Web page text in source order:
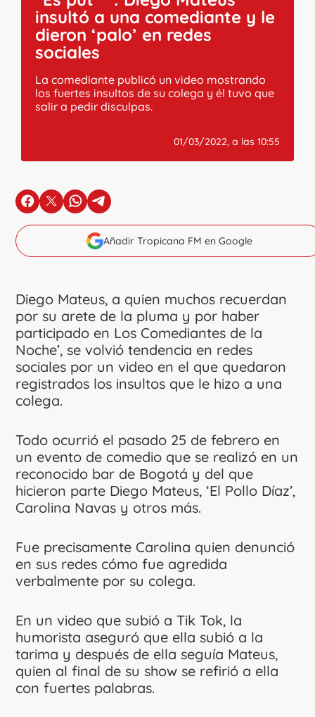
insultó a una comediante y le
dieron ‘palo’ en redes
sociales
La comediante publicó un video mostrando
los fuertes insultos de su colega y él tuvo que
salir a pedir disculpas.
01/03/2022, a las 10:55
en Facebook
en Xen Whatsapp
en Telegram
Añadir Tropicana FM en Google
Diego Mateus, a quien muchos recuerdan
por su arete de la pluma y por haber
participado en Los Comediantes de la
Noche’, se volvió tendencia en redes
sociales por un video en el que quedaron
registrados los insultos que le hizo a una
colega.
Todo ocurrió el pasado 25 de febrero en
un evento de comedio que se realizó en un
reconocido bar de Bogotá y del que
hicieron parte Diego Mateus, ‘El Pollo Díaz’,
Carolina Navas y otros más.
Fue precisamente Carolina quien denunció
en sus redes cómo fue agredida
verbalmente por su colega.
En un video que subió a Tik Tok, la
humorista aseguró que ella subió a la
tarima y después de ella seguía Mateus,
quien al final de su show se refirió a ella
con fuertes palabras.